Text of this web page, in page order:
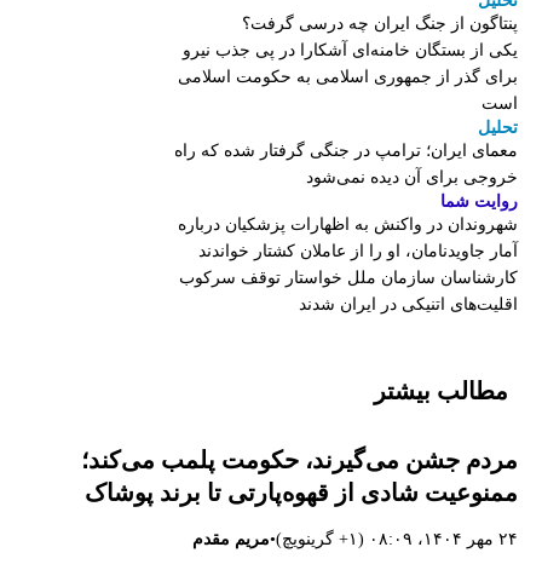
پنتاگون از جنگ ایران چه درسی گرفت؟
یکی از بستگان خامنه‌ای آشکارا در پی جذب نیرو
برای گذر از جمهوری اسلامی به حکومت اسلامی
است
تحلیل
معمای ایران؛ ترامپ در جنگی گرفتار شده که راه
خروجی برای آن دیده نمی‌شود
روایت شما
شهروندان در واکنش به اظهارات پزشکیان درباره
آمار جاویدنامان، او را از عاملان کشتار خواندند
کارشناسان سازمان ملل خواستار توقف سرکوب
اقلیت‌های اتنیکی در ایران شدند
مطالب بیشتر
مردم جشن می‌گیرند، حکومت پلمب می‌کند؛
ممنوعیت شادی از قهوه‌پارتی تا برند پوشاک
۲۴ مهر ۱۴۰۴، ۰۸:۰۹ (‎+۱ گرینویچ) •مریم مقدم